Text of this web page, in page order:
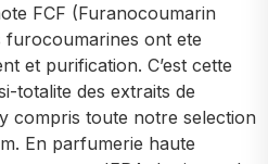
FCF (Furanocoumarin
furocoumarines ont ete
et purification. C’est cette
totalite des extraits de
compris toute notre selection
En parfumerie haute